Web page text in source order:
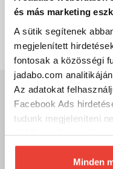
és más marketing
A sütik segítenek
megjelenített
fontosak a közösségi
jadabo.com
Az adatokat
Facebook Ads
tudunk megjeleníteni
biztosításához arra
számunkra minden
Minden
Szakértő szolgálat
Kérdésed van?
horgászeszközöket!